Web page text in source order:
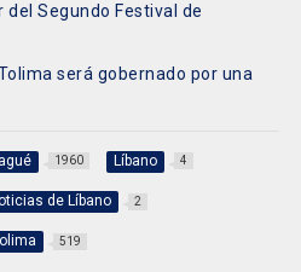
Segundo Festival de
será gobernado por una
1960 Líbano 4
de Líbano 2
519